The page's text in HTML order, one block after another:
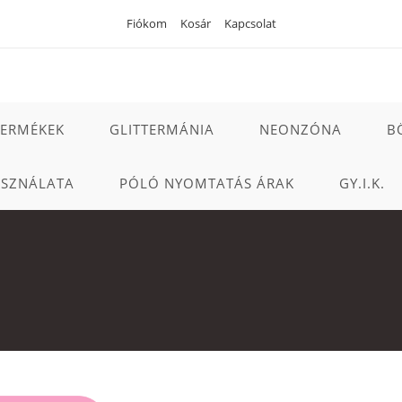
Fiókom Kosár Kapcsolat
GLITTERMÁNIA NEONZÓNA
PÓLÓ NYOMTATÁS ÁRAK GY.I.K.